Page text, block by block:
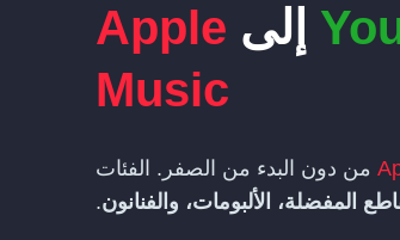
إلى Apple
Music
من دون البدء من الصفر. الفئات
المفضلة، الألبومات، والفنانون.